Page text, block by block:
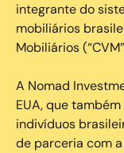
integrante do
mobiliários
Mobiliários
‍A Nomad
EUA, que
indivíduos
de parceria com